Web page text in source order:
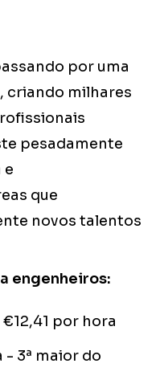
por uma
criando milhares
pesadamente
e
que
novos talentos
engenheiros:
por hora
3ª maior do